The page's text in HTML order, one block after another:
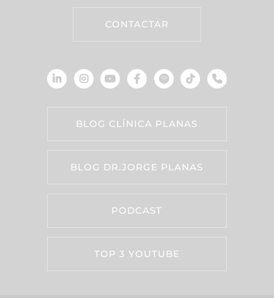
CONTACTAR
BLOG CLÍNICA PLANAS
BLOG DR.JORGE PLANAS
PODCAST
TOP 3 YOUTUBE